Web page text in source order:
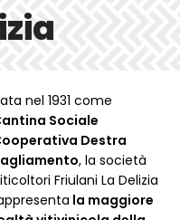
nel 1931 come
Sociale
Destra
, la società
Friulani La Delizia
la maggiore